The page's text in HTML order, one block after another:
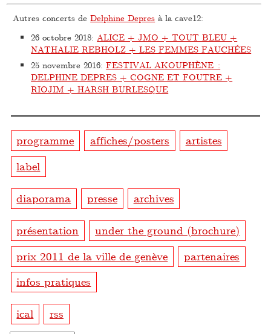
Autres concerts deDelphine Depres à la cave12:
26 octobre 2018: ALICE + JMO + TOUT BLEU +
NATHALIE REBHOLZ + LES FEMMES FAUCHÉES
25 novembre 2016:FESTIVAL AKOUPHÈNE :
DELPHINE DEPRES + COGNE ET FOUTRE +
RIOJIM + HARSH BURLESQUE
programme affiches/posters
artistes
label
diaporama presse archives
présentation
under the ground (brochure)
prix 2011 de la ville de genève
partenaires
infos pratiques
ical rss